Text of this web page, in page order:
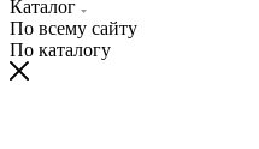
Каталог
По всему сайту
По каталогу